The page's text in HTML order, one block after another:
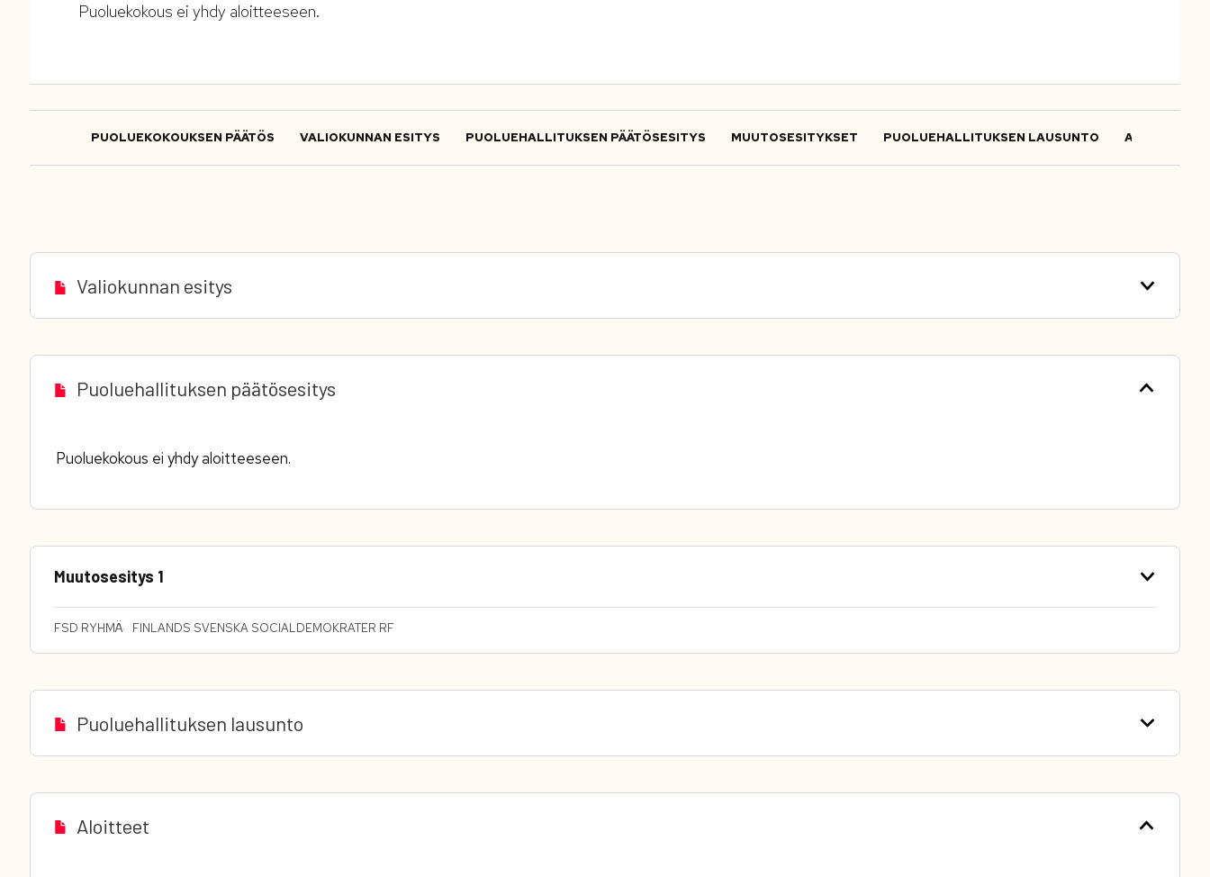
Puoluekokous ei yhdy aloitteeseen.
PUOLUEKOKOUKSEN PÄÄTÖS VALIOKUNNAN ESITYS PUOLUEHALLITUKSEN PÄÄTÖSESITYS MUUTOSESITYKSET PUOLUEHALLITUKSEN LAUSUNTO ALOITTEET
Valiokunnan esitys
Puoluehallituksen päätösesitys
Puoluekokous ei yhdy aloitteeseen.
Muutosesitys 1
FSD RYHMÄ FINLANDS SVENSKA SOCIALDEMOKRATER RF
Puoluehallituksen lausunto
Aloitteet